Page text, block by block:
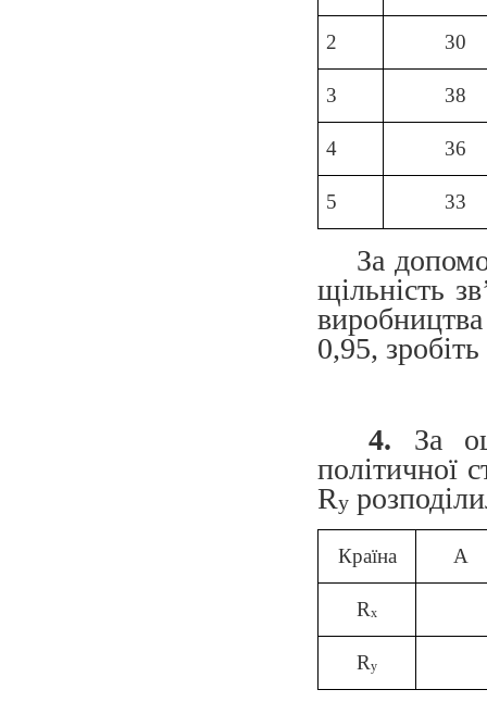
2 30
3 38
4 36
5 33
За
щільність
виробництва
0,95,
4. За
політичної
Ry
Країна A
Rx
Ry